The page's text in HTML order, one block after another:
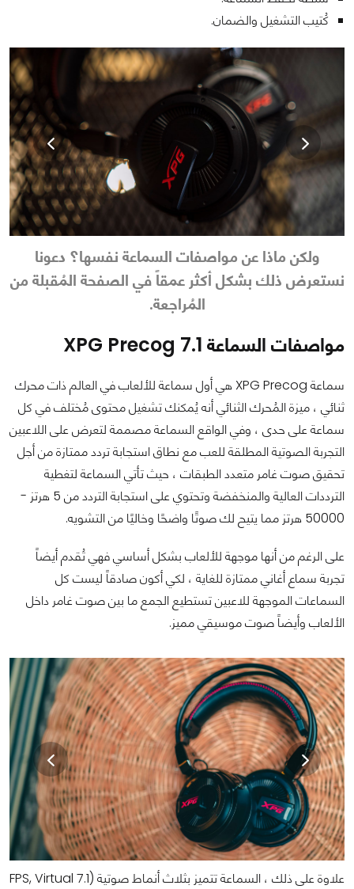
كُتيب التشغيل والضمان.
ولكن ماذا عن مواصفات السماعة نفسها؟ دعونا
نستعرض ذلك بشكل أكثر عمقاً في الصفحة المُقبلة من
المُراجعة.
مواصفات السماعة XPG Precog 7.1
سماعة XPG Precog هي أول سماعة للألعاب في العالم ذات محرك
ثنائي ، ميزة المُحرك الثنائي أنه يُمكنك تشغيل محتوى مُختلف في كل
سماعة على حدى ، وفي الواقع السماعة مصممة لتعرض على اللاعبين
التجربة الصوتية المطلقة للعب مع نطاق استجابة تردد ممتازة من أجل
تحقيق صوت غامر متعدد الطبقات ، حيث تأتي السماعة لتغطية
الترددات العالية والمنخفضة وتحتوي على استجابة التردد من 5 هرتز -
50000 هرتز مما يتيح لك صوتًا واضحًا وخاليًا من التشويه.
على الرغم من أنها موجهة للألعاب بشكل أساسي فهي تُقدم أيضاً
تجربة سماع أغاني ممتازة للغاية ، لكي أكون صادقاً ليست كل
السماعات الموجهة للاعبين تستطيع الجمع ما بين صوت غامر داخل
الألعاب وأيضاً صوت موسيقي مميز.
علاوة على ذلك ، السماعة تتميز بثلاث أنماط صوتية (FPS, Virtual 7.1